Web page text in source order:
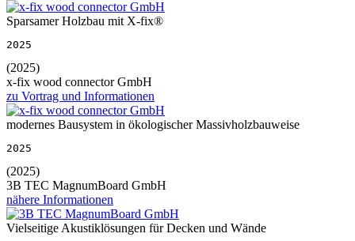
Sparsamer Holzbau mit X-fix®
2025
(2025)
x-fix wood connector GmbH
zu Vortrag und Informationen
modernes Bausystem in ökologischer Massivholzbauweise
2025
(2025)
3B TEC MagnumBoard GmbH
nähere Informationen
Vielseitige Akustiklösungen für Decken und Wände